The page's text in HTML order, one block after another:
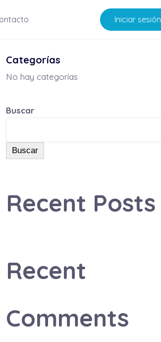
Iniciar sesión
Categorías
No hay categorías
Buscar
Buscar
Recent Posts
Recent
Comments